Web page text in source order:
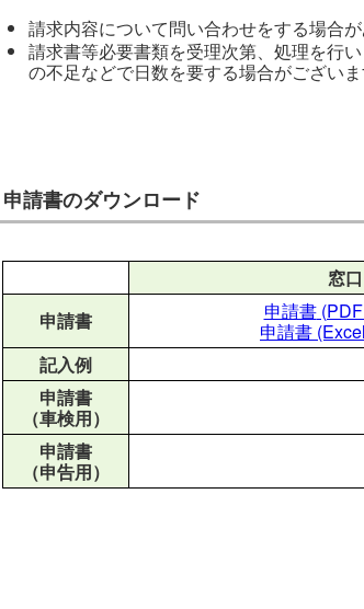
請求内容について問い合わせをする場合
請求書等必要書類を受理次第、処理を行
の不足などで日数を要する場合がござい
申請書のダウンロード
窓口
申請書
申請書
申請書
記入例
申請書
（車検用）
申請書
（申告用）